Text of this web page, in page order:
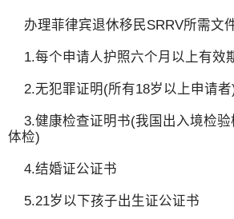
办理菲律宾退休移民SRRV所需文
1.每个申请人护照六个月以上有效
2.无犯罪证明(所有18岁以上申请者
3.健康检查证明书(我国出入境检验
体检)
4.结婚证公证书
5.21岁以下孩子出生证公证书